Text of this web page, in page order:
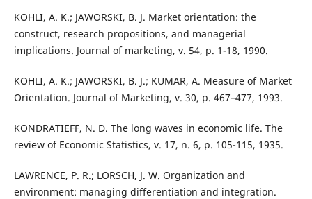
KOHLI, A. K.; JAWORSKI, B. J. Market orientation: the
construct, research propositions, and managerial
implications. Journal of marketing, v. 54, p. 1-18, 1990.
KOHLI, A. K.; JAWORSKI, B. J.; KUMAR, A. Measure of Market
Orientation. Journal of Marketing, v. 30, p. 467–477, 1993.
KONDRATIEFF, N. D. The long waves in economic life. The
review of Economic Statistics, v. 17, n. 6, p. 105-115, 1935.
LAWRENCE, P. R.; LORSCH, J. W. Organization and
environment: managing differentiation and integration.